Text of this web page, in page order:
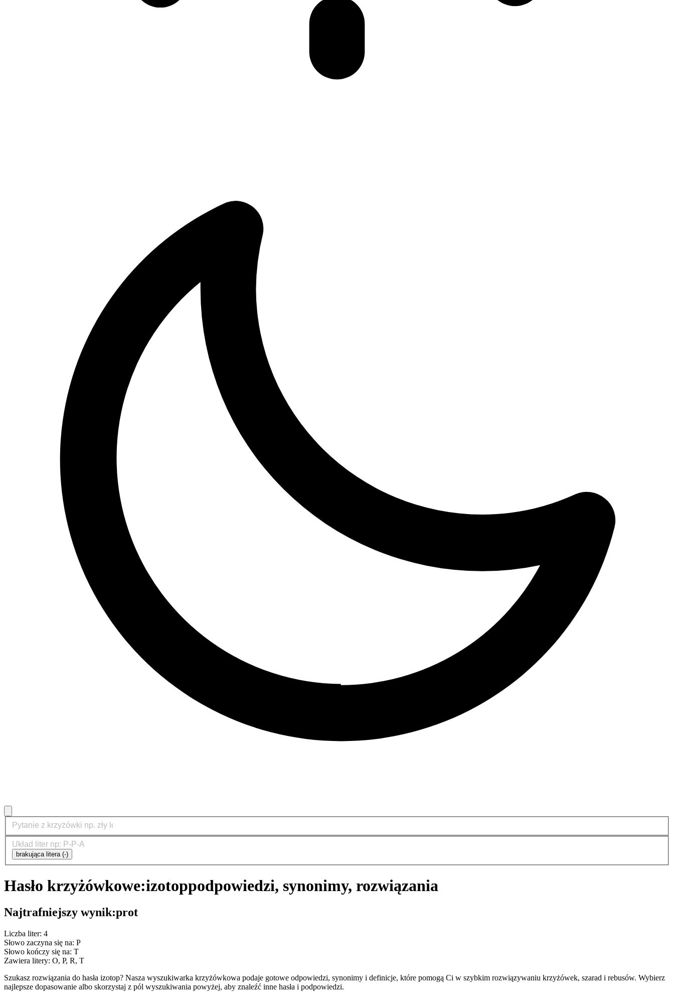
brakująca litera (-)
Hasło krzyżówkowe:izotoppodpowiedzi, synonimy, rozwiązania
Najtrafniejszy wynik:prot
Liczba liter: 4
Słowo zaczyna się na: P
Słowo kończy się na: T
Zawiera litery: O, P, R, T
Szukasz rozwiązania do hasła izotop? Nasza wyszukiwarka krzyżówkowa podaje gotowe odpowiedzi, synonimy i definicje, które pomogą Ci w szybkim rozwiązywaniu krzyżówek, szarad i rebusów. Wybierz
najlepsze dopasowanie albo skorzystaj z pól wyszukiwania powyżej, aby znaleźć inne hasła i podpowiedzi.